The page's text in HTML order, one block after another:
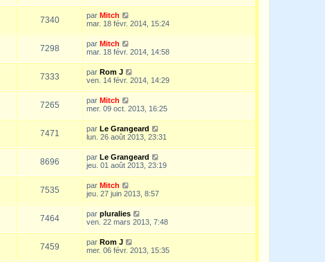
7340 par Mitch
mar. 18 févr. 2014, 15:24
7298 par Mitch
mar. 18 févr. 2014, 14:58
7333 par Rom J
ven. 14 févr. 2014, 14:29
7265 par Mitch
mer. 09 oct. 2013, 16:25
7471 par Le Grangeard
lun. 26 août 2013, 23:31
8696 par Le Grangeard
jeu. 01 août 2013, 23:19
7535 par Mitch
jeu. 27 juin 2013, 8:57
7464 par pluralies
ven. 22 mars 2013, 7:48
7459 par Rom J
mer. 06 févr. 2013, 15:35